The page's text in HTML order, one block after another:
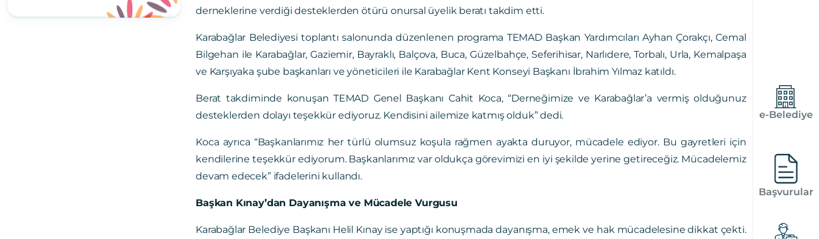
derneklerine verdiği desteklerden ötürü onursal üyelik beratı takdim etti.
Karabağlar Belediyesi toplantı salonunda düzenlenen programa TEMAD Başkan Yardımcıları Ayhan Çorakçı, Cemal
Bilgehan ile Karabağlar, Gaziemir, Bayraklı, Balçova, Buca, Güzelbahçe, Seferihisar, Narlıdere, Torbalı, Urla, Kemalpaşa
ve Karşıyaka şube başkanları ve yöneticileri ile Karabağlar Kent Konseyi Başkanı İbrahim Yılmaz katıldı.
Berat takdiminde konuşan TEMAD Genel Başkanı Cahit Koca, “Derneğimize ve Karabağlar’a vermiş olduğunuz
desteklerden dolayı teşekkür ediyoruz. Kendisini ailemize katmış olduk” dedi.
Koca ayrıca “Başkanlarımız her türlü olumsuz koşula rağmen ayakta duruyor, mücadele ediyor. Bu gayretleri için
kendilerine teşekkür ediyorum. Başkanlarımız var oldukça görevimizi en iyi şekilde yerine getireceğiz. Mücadelemiz
devam edecek” ifadelerini kullandı.
Başkan Kınay’dan Dayanışma ve Mücadele Vurgusu
Karabağlar Belediye Başkanı Helil Kınay ise yaptığı konuşmada dayanışma, emek ve hak mücadelesine dikkat çekti.
e-Belediye
Başvurular